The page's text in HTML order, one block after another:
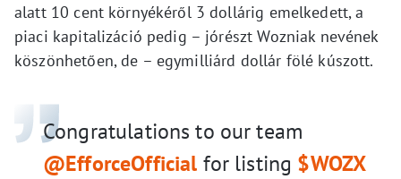
alatt 10 cent környékéről 3 dollárig emelkedett, a
piaci kapitalizáció pedig – jórészt Wozniak nevének
köszönhetően, de – egymilliárd dollár fölé kúszott.
Congratulations to our team
@EfforceOfficial for listing $WOZX